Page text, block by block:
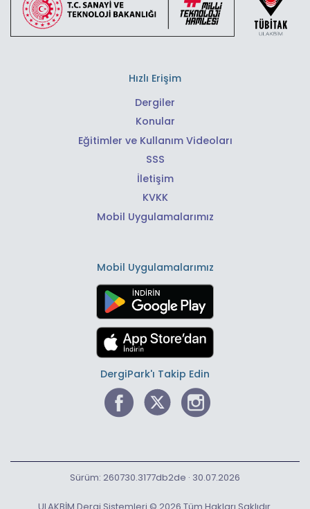
Hızlı Erişim
Dergiler
Konular
Eğitimler ve Kullanım Videoları
SSS
İletişim
KVKK
Mobil Uygulamalarımız
Mobil Uygulamalarımız
DergiPark'ı Takip Edin
ULAKBİM Dergi Sistemleri © 2026 Tüm Hakları Saklıdır.
Sürüm: 260730.3177db2de · 30.07.2026